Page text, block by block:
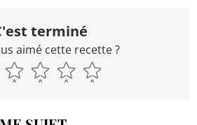
terminé
aimé cette recette ?